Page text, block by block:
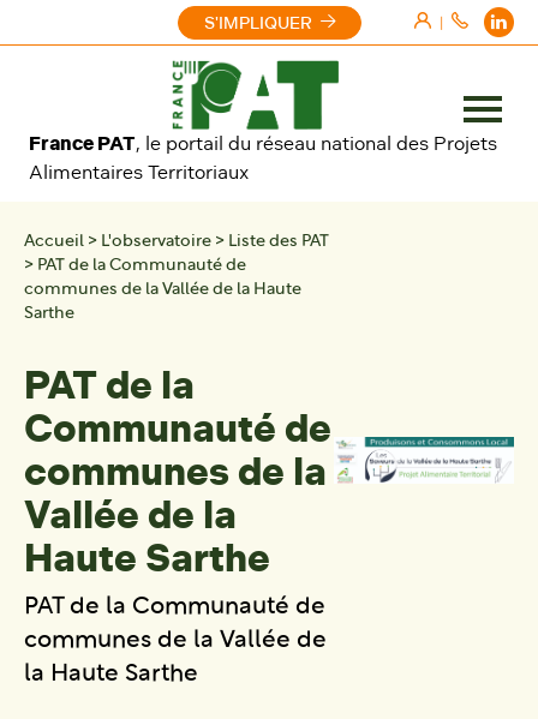
|
France PAT, le portail du réseau national des Projets
Alimentaires Territoriaux
S'IMPLIQUER
Ouvrir
le
Accueil > L'observatoire > Liste des PAT
> PAT de la Communauté de
communes de la Vallée de la Haute
Sarthe
PAT de la
Communauté de
communes de la
Vallée de la
Haute Sarthe
PAT de la Communauté de
communes de la Vallée de
la Haute Sarthe